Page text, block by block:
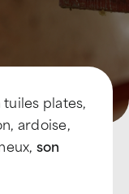
plates,
ardoise,
son